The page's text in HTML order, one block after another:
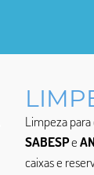
Limpeza
SABESPe
caixas e